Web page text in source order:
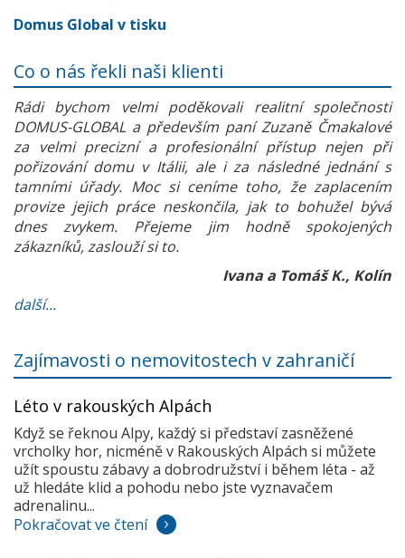
Domus Global v tisku
Co o nás řekli naši klienti
Rádi bychom velmi poděkovali realitní společnosti
DOMUS-GLOBAL a především paní Zuzaně Čmakalové
za velmi precizní a profesionální přístup nejen při
pořizování domu v Itálii, ale i za následné jednání s
tamními úřady. Moc si ceníme toho, že zaplacením
provize jejich práce neskončila, jak to bohužel bývá
dnes zvykem. Přejeme jim hodně spokojených
zákazníků, zaslouží si to.
Ivana a Tomáš K., Kolín
další...
Zajímavosti o nemovitostech v zahraničí
Léto v rakouských Alpách
Když se řeknou Alpy, každý si představí zasněžené
vrcholky hor, nicméně v Rakouských Alpách si můžete
užít spoustu zábavy a dobrodružství i během léta - až
už hledáte klid a pohodu nebo jste vyznavačem
adrenalinu...
Pokračovat ve čtení